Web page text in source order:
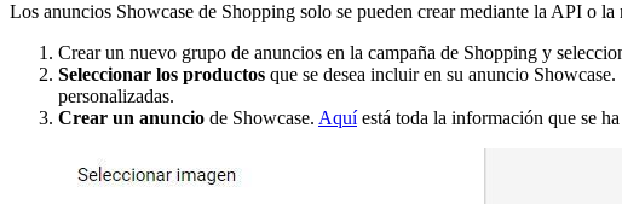
Los anuncios Showcase de Shopping solo se pueden crear mediante la API o
Crear un nuevo grupo de anuncios en la campaña de Shopping y
Seleccionar los productos que se desea incluir en su anuncio
personalizadas.
Crear un anuncio de Showcase. Aquíestá toda la información que se